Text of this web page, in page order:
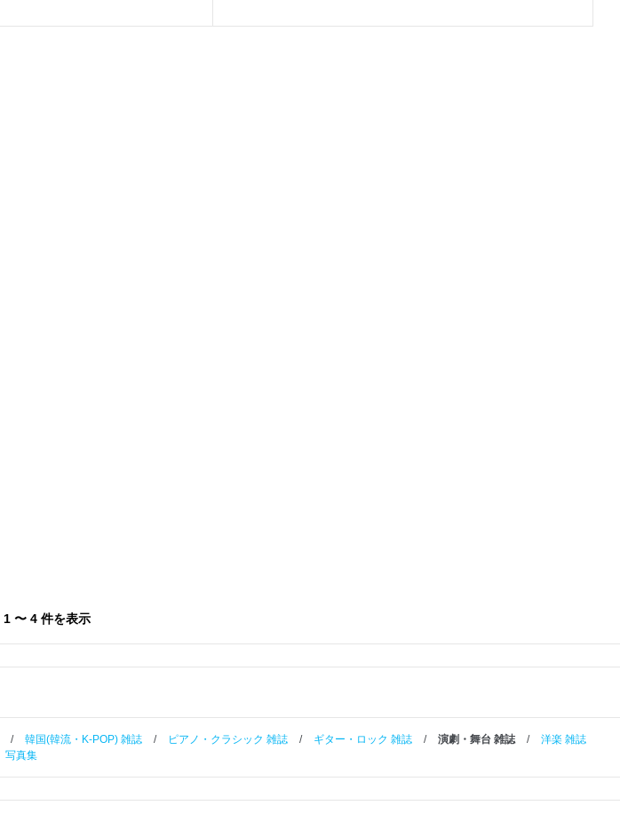
1 〜 4 件を表示
/ 韓国(韓流・K-POP) 雑誌 / ピアノ・クラシック 雑誌 / ギター・ロック 雑誌 / 演劇・舞台 雑誌 /
洋楽 雑誌
写真集